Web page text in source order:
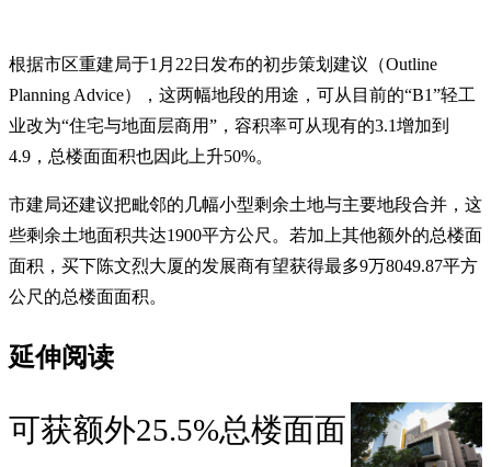
根据市区重建局于1月22日发布的初步策划建议（Outline
Planning Advice），这两幅地段的用途，可从目前的“B1”轻工
业改为“住宅与地面层商用”，容积率可从现有的3.1增加到
4.9，总楼面面积也因此上升50%。
市建局还建议把毗邻的几幅小型剩余土地与主要地段合并，这
些剩余土地面积共达1900平方公尺。若加上其他额外的总楼面
面积，买下陈文烈大厦的发展商有望获得最多9万8049.87平方
公尺的总楼面面积。
延伸阅读
可获额外25.5%总楼面面